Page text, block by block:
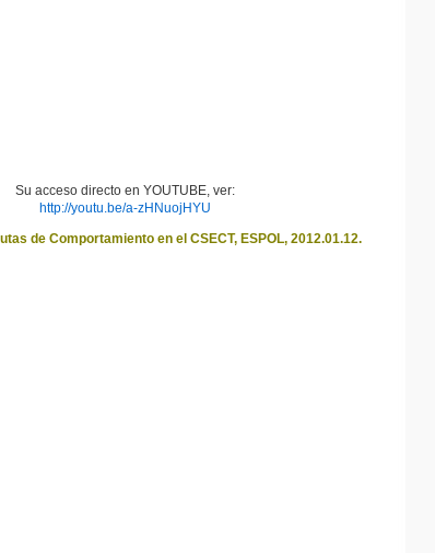
Su acceso directo en YOUTUBE, ver:
http://youtu.be/a-zHNuojHYU
de Comportamiento en el CSECT, ESPOL, 2012.01.12.